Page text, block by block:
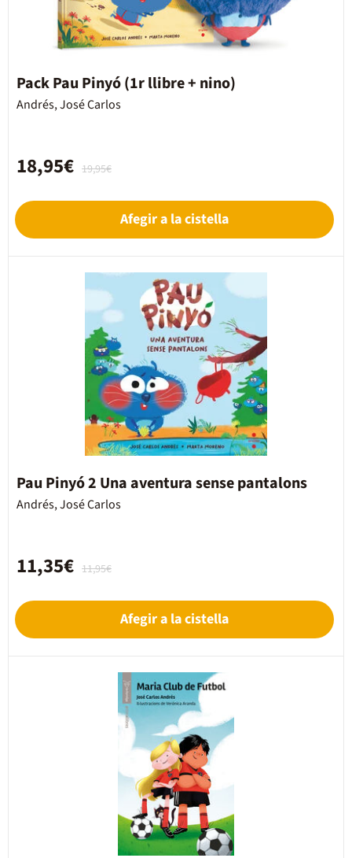
Pack Pau Pinyó (1r llibre + nino)
Andrés, José Carlos
19,95€
18,95€
Afegir a la cistella
Pau Pinyó 2 Una aventura sense pantalons
Andrés, José Carlos
11,95€
11,35€
Afegir a la cistella